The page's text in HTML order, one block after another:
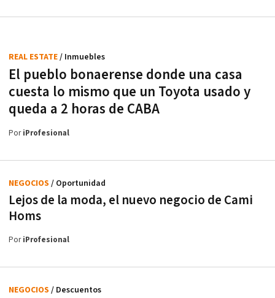
El pueblo bonaerense donde una casa
cuesta lo mismo que un Toyota usado y
queda a 2 horas de CABA
REAL ESTATE/ Inmuebles
PoriProfesional
Lejos de la moda, el nuevo negocio de Cami
Homs
NEGOCIOS / Oportunidad
PoriProfesional
NEGOCIOS / Descuentos